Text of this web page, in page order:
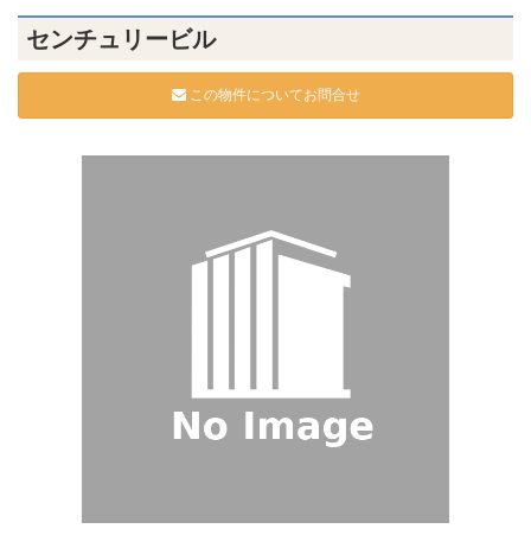
センチュリービル
この物件についてお問合せ